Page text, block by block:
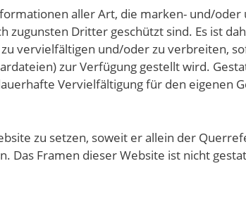
aller Art, die marken- und/
zugunsten Dritter geschützt sind. Es ist
vervielfältigen und/oder zu verbreiten,
zur Verfügung gestellt wird.
Vervielfältigung für den eigenen
zu setzen, soweit er allein der
Das Framen dieser Website ist nicht